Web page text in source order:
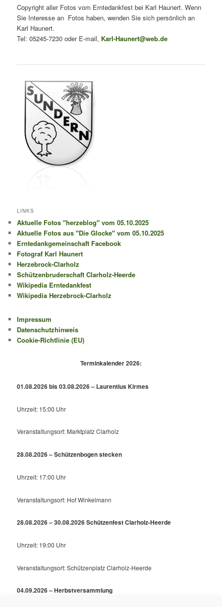
Copyright aller Fotos vom Erntedankfest bei Karl Haunert. Wenn
Sie Interesse an Fotos haben, wenden Sie sich persönlich an
Karl Haunert.
Tel: 05245-7230 oder E-mail, Karl-Haunert@web.de
LINKS
Aktuelle Fotos "herzeblog" vom 05.10.2025
Aktuelle Fotos aus "Die Glocke" vom 05.10.2025
Erntedankgemeinschaft Facebook
Fotograf Karl Haunert
Herzebrock-Clarholz
Schützenbruderschaft Clarholz-Heerde
Wikipedia Erntedankfest
Wikipedia Herzebrock-Clarholz
Impressum
Datenschutzhinweis
Cookie-Richtlinie (EU)
Terminkalender 2026:
01.08.2026 bis 03.08.2026 – Laurentius Kirmes
Uhrzeit: 15:00 Uhr
Veranstaltungsort: Marktplatz Clarholz
28.08.2026 – Schützenbogen stecken
Uhrzeit: 17:00 Uhr
Veranstaltungsort: Hof Winkelmann
28.08.2026 – 30.08.2026 Schützenfest Clarholz-Heerde
Uhrzeit: 19:00 Uhr
Veranstaltungsort: Schützenplatz Clarholz-Heerde
04.09.2026 – Herbstversammlung